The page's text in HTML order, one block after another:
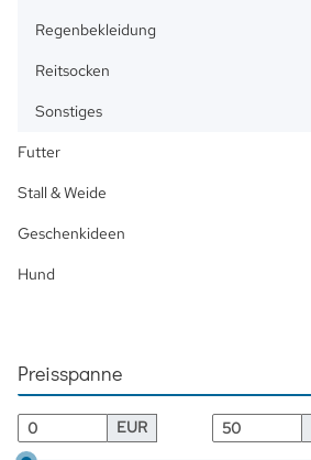
Regenbekleidung
Reitsocken
Sonstiges
Futter
Stall & Weide
Geschenkideen
Hund
Preisspanne
EUR